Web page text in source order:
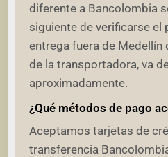
diferente a Bancolombia
siguiente de verificarse el
entrega fuera de Medellín
de la transportadora, va
aproximadamente.
¿Qué métodos de pago
Aceptamos tarjetas de
transferencia